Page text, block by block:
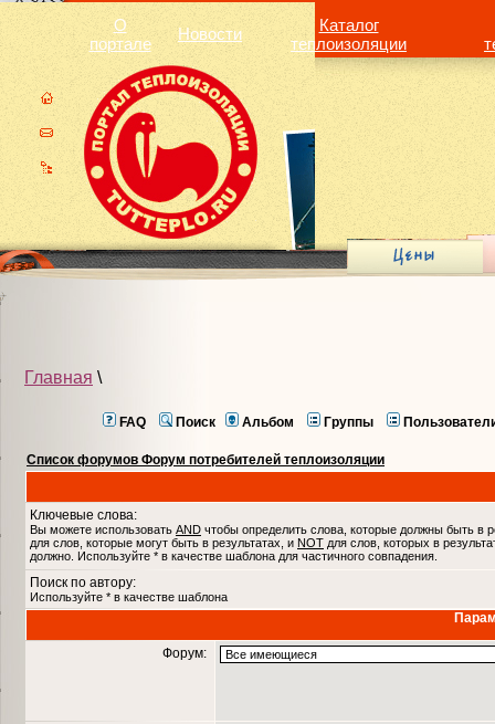
О
портале
Новости
Каталог
теплоизоляции
Главная \
FAQ Поиск Альбом Группы
Список форумов Форум потребителей теплоизоляции
Ключевые слова:
Вы можете использовать AND чтобы определить слова, которые должны быть в
для слов, которые могут быть в результатах, и NOT для слов, которых в
должно. Используйте * в качестве шаблона для частичного совпадения.
Поиск по автору:
Используйте * в качестве шаблона
Форум: